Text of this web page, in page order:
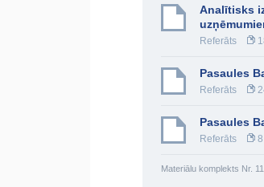
Analītisks
Referāts
Pasaules
Referāts
Pasaules
Referāts 8
Materiālu komplekts Nr.